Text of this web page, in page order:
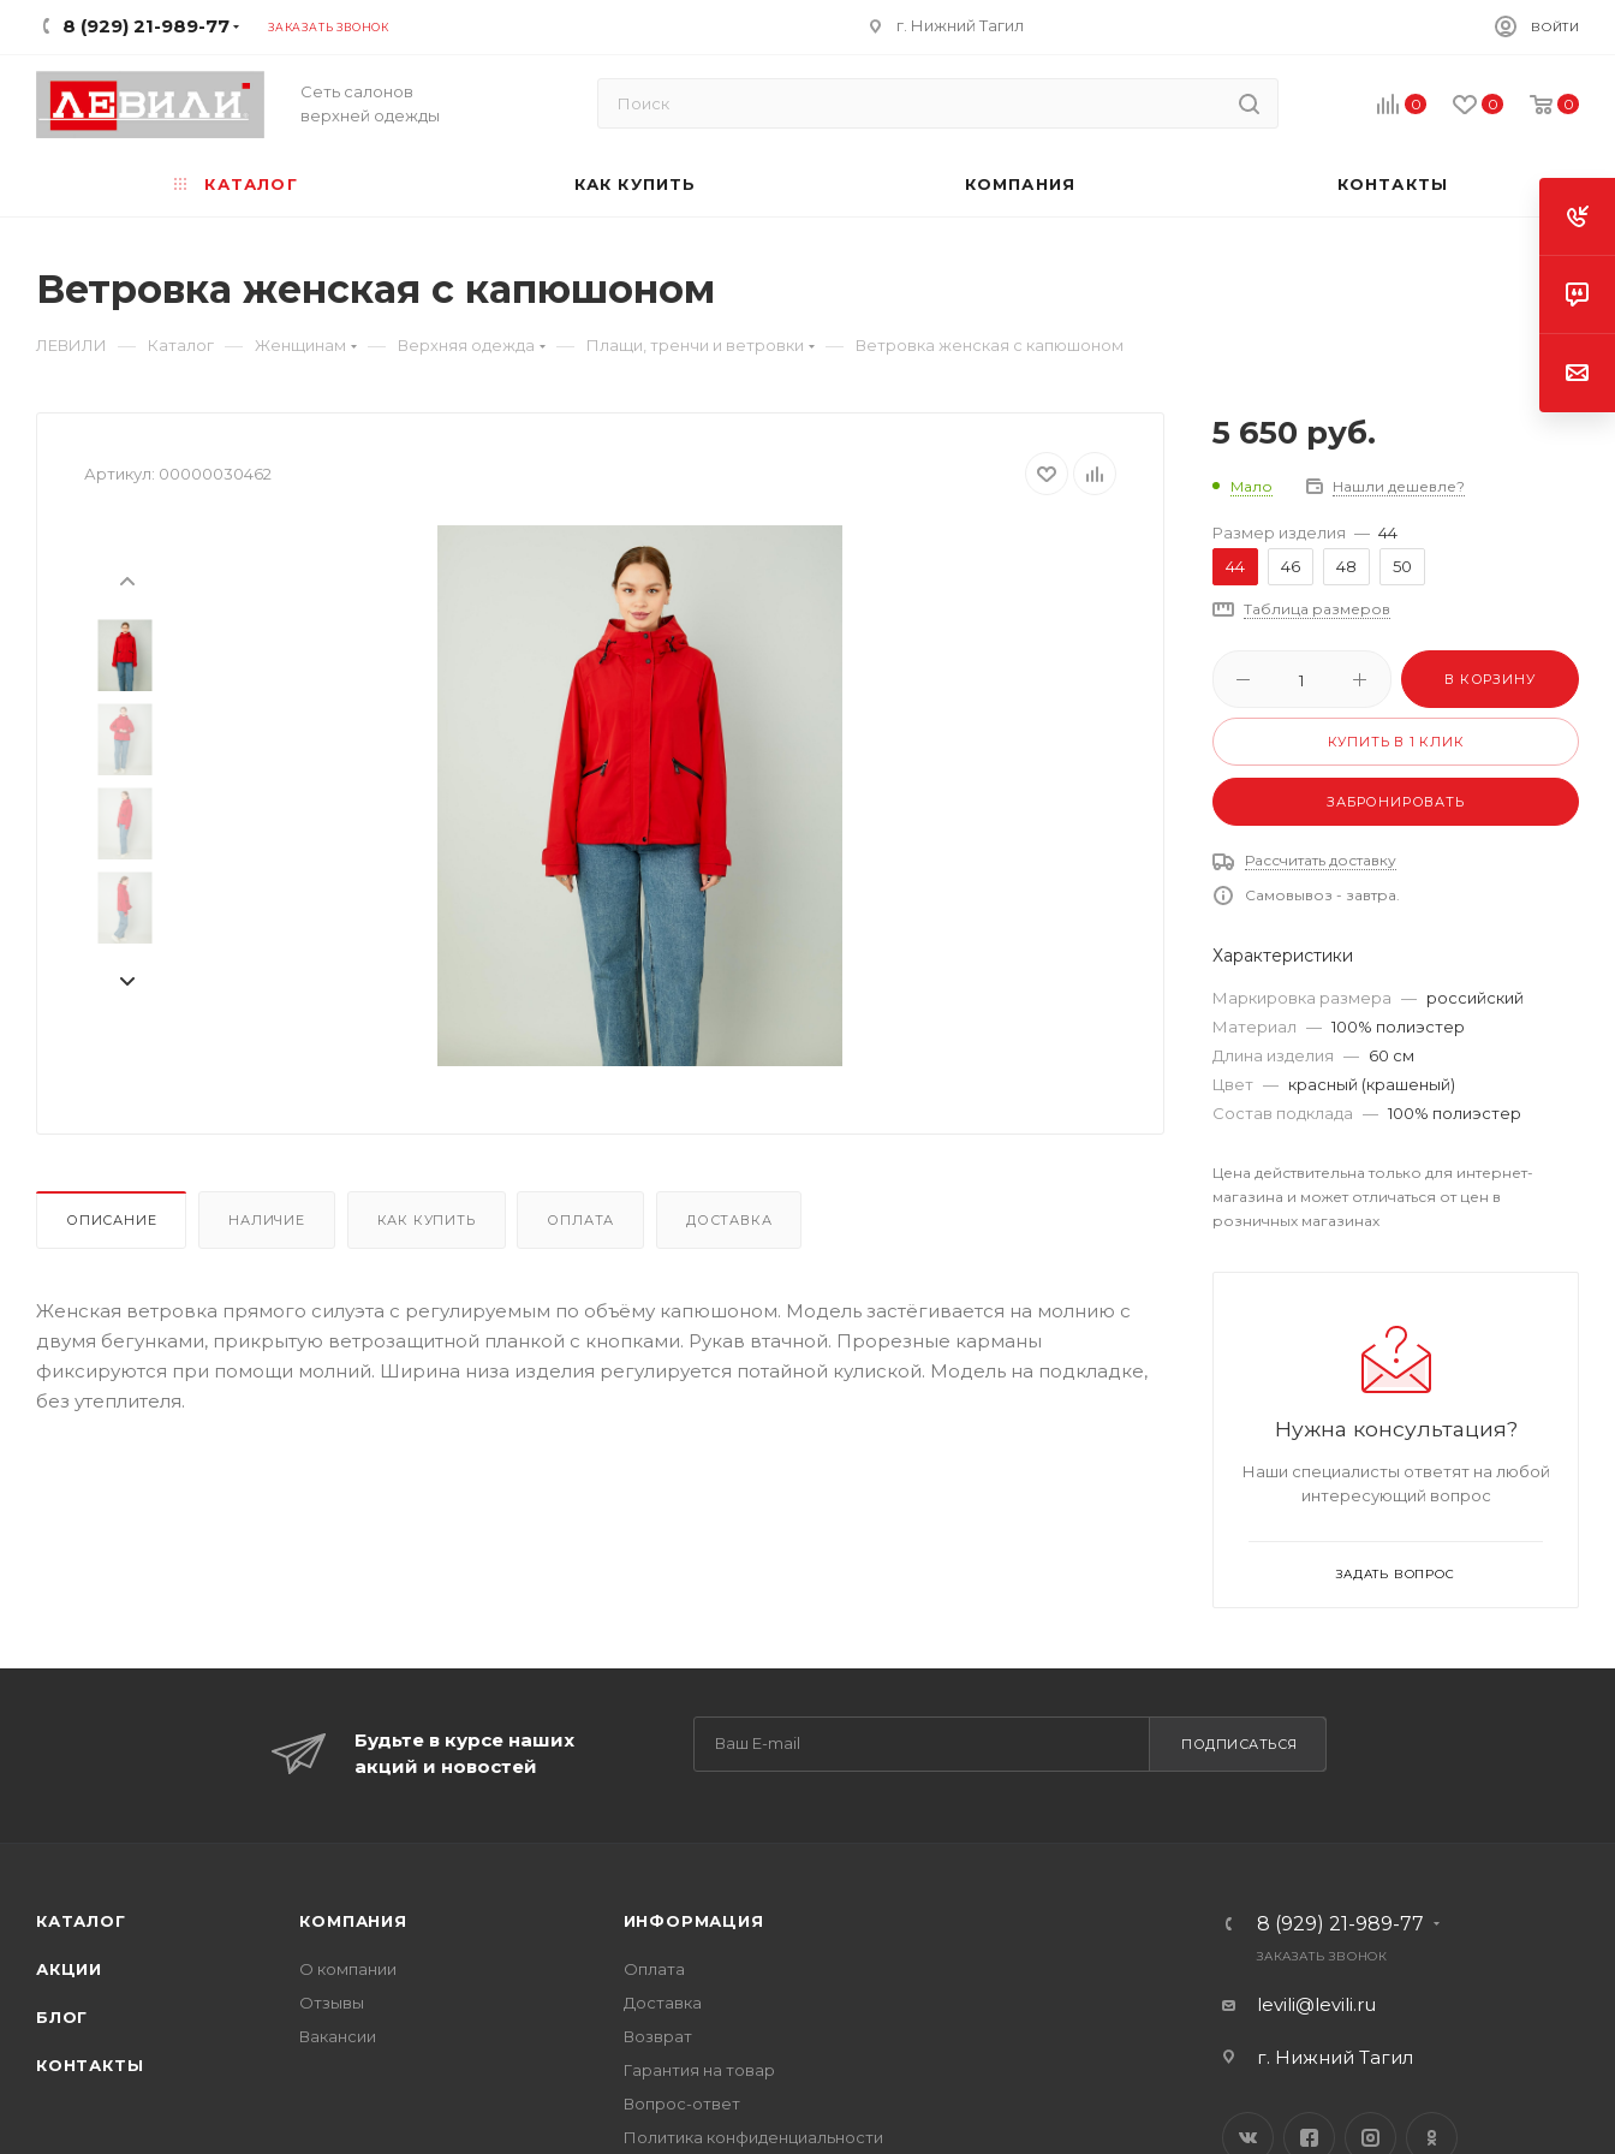
8 (929) 21-989-77 ЗАКАЗАТЬ ЗВОНОК г. Нижний Тагил ВОЙТИ
Сеть салонов
верхней одежды
0 0 0
КАТАЛОГ КАК КУПИТЬ КОМПАНИЯ КОНТАКТЫ
Ветровка женская с капюшоном
ЛЕВИЛИ — Каталог — Женщинам — Верхняя одежда — Плащи, тренчи и ветровки — Ветровка женская с капюшоном
Артикул: 00000030462
ОПИСАНИЕ НАЛИЧИЕ КАК КУПИТЬ ОПЛАТА ДОСТАВКА
Женская ветровка прямого силуэта с регулируемым по объёму капюшоном. Модель застёгивается на молнию с
двумя бегунками, прикрытую ветрозащитной планкой с кнопками. Рукав втачной. Прорезные карманы
фиксируются при помощи молний. Ширина низа изделия регулируется потайной кулиской. Модель на подкладке,
без утеплителя.
5 650 руб.
Мало Нашли дешевле?
Размер изделия — 44
44
46 48 50
Таблица размеров
В КОРЗИНУ
КУПИТЬ В 1 КЛИК
ЗАБРОНИРОВАТЬ
Рассчитать доставку
Самовывоз - завтра.
Характеристики
Маркировка размера — российский
Материал — 100% полиэстер
Длина изделия — 60 см
Цвет — красный (крашеный)
Состав подклада — 100% полиэстер
Цена действительна только для интернет-
магазина и может отличаться от цен в
розничных магазинах
Нужна консультация?
Наши специалисты ответят на любой
интересующий вопрос
ЗАДАТЬ ВОПРОС
Будьте в курсе наших
акций и новостей
ПОДПИСАТЬСЯ
КАТАЛОГ
АКЦИИ
БЛОГ
КОНТАКТЫ
КОМПАНИЯ
О компании
Отзывы
Вакансии
ИНФОРМАЦИЯ
Оплата
Доставка
Возврат
Гарантия на товар
Вопрос-ответ
Политика конфиденциальности
8 (929) 21-989-77
ЗАКАЗАТЬ ЗВОНОК
levili@levili.ru
г. Нижний Тагил